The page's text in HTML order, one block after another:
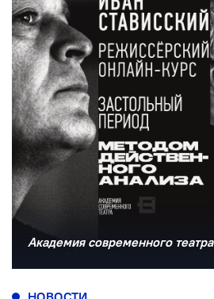
Академия современного театра